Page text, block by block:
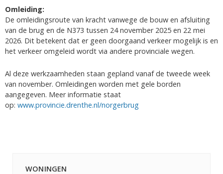
Omleiding:
De omleidingsroute van kracht vanwege de bouw en afsluiting
van de brug en de N373 tussen 24 november 2025 en 22 mei
2026. Dit betekent dat er geen doorgaand verkeer mogelijk is en
het verkeer omgeleid wordt via andere provinciale wegen.
Al deze werkzaamheden staan gepland vanaf de tweede week
van november. Omleidingen worden met gele borden
aangegeven. Meer informatie staat
op: www.provincie.drenthe.nl/norgerbrug
WONINGEN